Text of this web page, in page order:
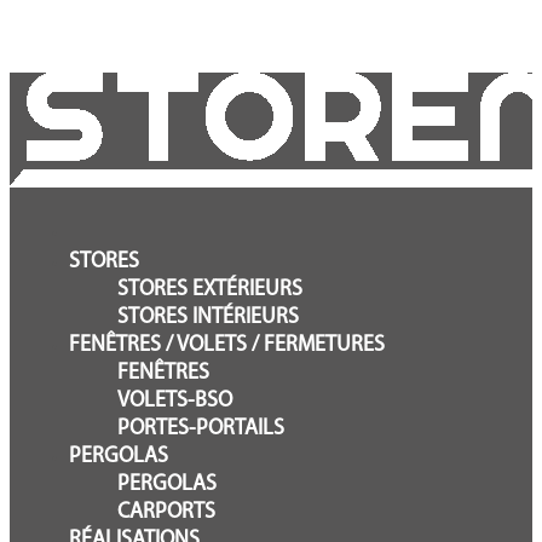
STORES
STORES EXTÉRIEURS
STORES INTÉRIEURS
FENÊTRES / VOLETS / FERMETURES
FENÊTRES
VOLETS-BSO
PORTES-PORTAILS
PERGOLAS
PERGOLAS
CARPORTS